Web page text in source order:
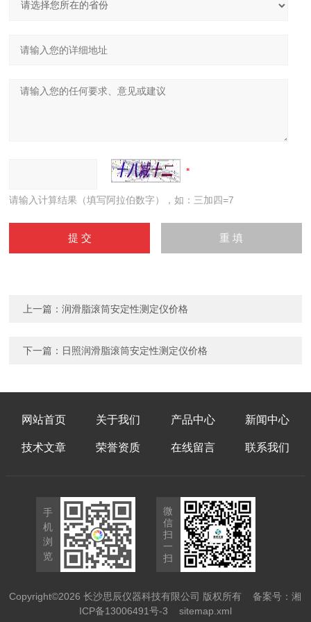
请输入计算结果（填写阿拉伯数字），如：三加四=7
上一篇：润滑脂滚筒安定性测定仪价格
下一篇： 日照润滑脂滚筒安定性测定仪价格
网站首页 关于我们 产品中心 新闻中心
技术文章 荣誉资质 在线留言 联系我们
手
机
浏
览
微
信
扫
一
扫
Copyright©2026 长沙思辰仪器科技有限公司 版权所有备案号：湘
ICP备13006491号-3
sitemap.xml